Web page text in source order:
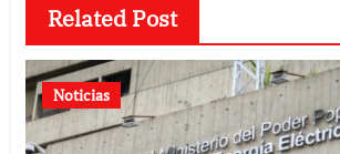
Related Post
Noticias